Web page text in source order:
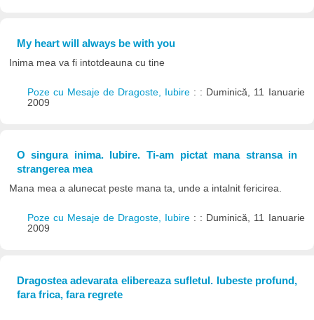
My heart will always be with you
Inima mea va fi intotdeauna cu tine
Poze cu Mesaje de Dragoste, Iubire : : Duminică, 11 Ianuarie
2009
O singura inima. Iubire. Ti-am pictat mana stransa in
strangerea mea
Mana mea a alunecat peste mana ta, unde a intalnit fericirea.
Poze cu Mesaje de Dragoste, Iubire : : Duminică, 11 Ianuarie
2009
Dragostea adevarata elibereaza sufletul. Iubeste profund,
fara frica, fara regrete